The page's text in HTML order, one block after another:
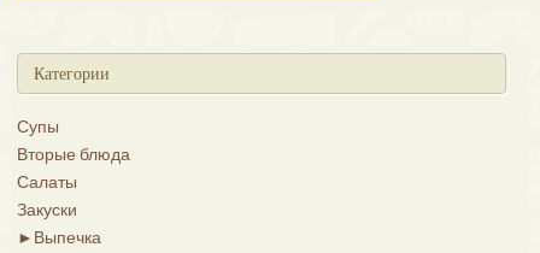
Категории
Супы
Вторые блюда
Салаты
Закуски
► Выпечка